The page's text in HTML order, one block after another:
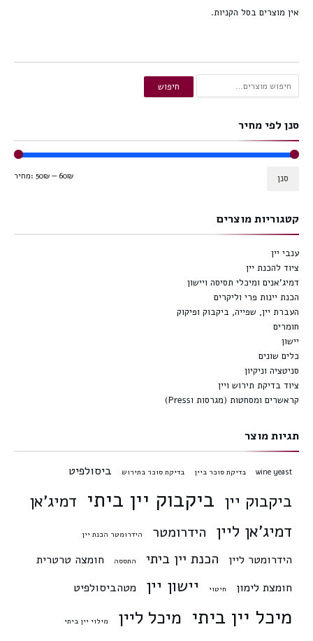
אין מוצרים בסל הקניות.
עבור:
חיפוש
סנן לפי מחיר
סנן מחיר: 50₪ — 60₪
קטגוריות מוצרים
ענבי יין
ציוד להכנת יין
דמיג'אנים ומיכלי תסיסה ויישון
הכנת יינות פרי וליקרים
העברת יין, שפייה, ביקבוק ופיקוק
חומרים
יישון
כלים שונים
סניטציה וניקיון
ציוד בדיקת תירוש ויין
קראשרים ומסחטות (מגרסות וPress)
תגיות מוצר
wine yeast בדיקת סוכר ביין בדיקת סוכר בתירוש ביסולפיט
ביקבוק יין ביקבוק יין ביתי דמיג'אן
דמיג'אן ליין הידרומטר הידרומטר הכנת יין
הידרומטר ליין הכנת יין ביתי התססה
חומצה טרטרית
חומצת לימון
חיטוי יישון יין מטהביסולפיט
מיכל יין ביתי מיכל ליין מילוי יין ביתי